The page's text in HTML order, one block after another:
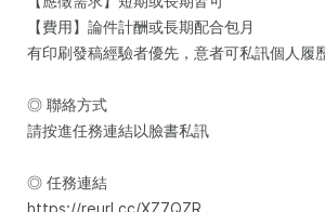
【費用】論件計酬或長期配合包月
有印刷發稿經驗者優先，意者可私訊個人履
◎ 聯絡方式
請按進任務連結以臉書私訊
◎ 任務連結
https://reurl.cc/XZ7QZR